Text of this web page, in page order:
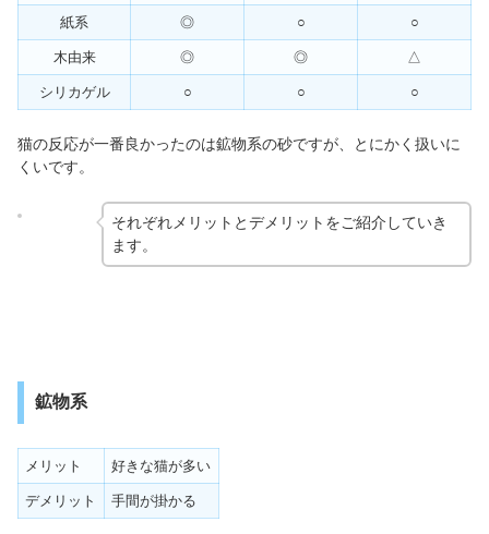
紙系 ◎ ○ ○
木由来 ◎ ◎ △
シリカゲル ○ ○ ○
猫の反応が一番良かったのは鉱物系の砂ですが、とにかく扱いに
くいです。
それぞれメリットとデメリットをご紹介していき
ます。
鉱物系
メリット 好きな猫が多い
デメリット 手間が掛かる